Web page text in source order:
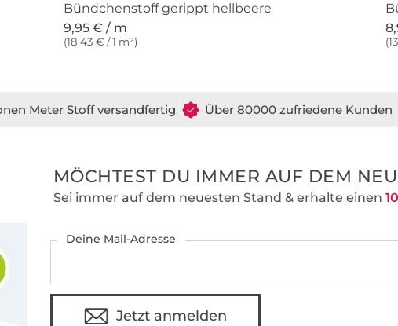
Bündchenstoff gerippt hellbeere
9,95 € / m
(18,43 € / 1 m²)
Meter Stoff versandfertig Über 80000 zufriedene Kunden
MÖCHTEST DU IMMER AUF DEM
Sei immer auf dem neuesten Stand & erhalte einen
Deine Mail-Adresse
Jetzt anmelden